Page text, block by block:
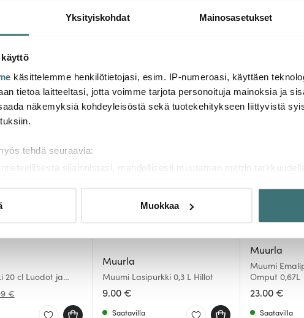
Yksityiskohdat Mainosasetukset
käsittelemme henkilötietojasi, esim. IP-numeroasi, käyttäen
tietoa laitteeltasi, jotta voimme tarjota personoituja mainoksia ja
näkemyksiä kohdeyleisöstä sekä tuotekehitykseen liittyvistä
tehdä seuraavia:
sijainnistasi, mahdollisesti muutaman metrin tarkkuudella
Lisäksi jaamme sosiaalisen median, mainosalan ja
siitä, miten käytät sivustoamme. Kumppanimme voivat yhdistää
Muokkaa
20 cl Luodot ja
€
-40%
Muurla
Muumi Lasipurkki 0,3 L Hillot
9.00 €
Saatavilla
Muurla
Muumi
Omput 0,67L
23.00 €
Saatavilla